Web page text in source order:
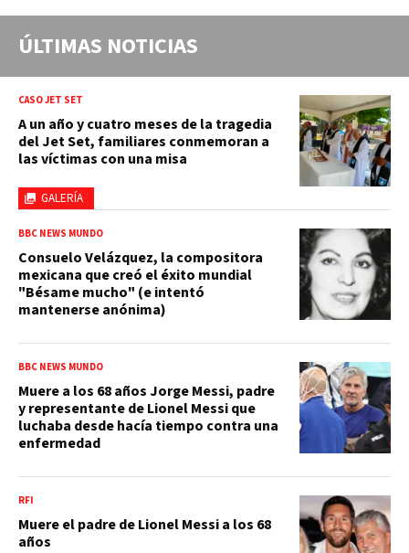
2019 y 2020
ÚLTIMAS NOTICIAS
GALERÍA
CASO JET SET
A un año y cuatro meses de la tragedia
del Jet Set, familiares conmemoran a
las víctimas con una misa
BBC NEWS MUNDO
Consuelo Velázquez, la compositora
mexicana que creó el éxito mundial
"Bésame mucho" (e intentó
mantenerse anónima)
BBC NEWS MUNDO
Muere a los 68 años Jorge Messi, padre
y representante de Lionel Messi que
luchaba desde hacía tiempo contra una
enfermedad
RFI
Muere el padre de Lionel Messi a los 68
años